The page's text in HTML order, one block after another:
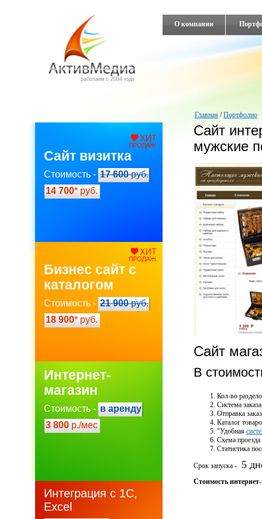
работаем с 2004 года
О компании
Главная /Портфолио
Сайт визитка
Стоимость - 17 600руб.
14 700* руб.
Бизнес сайт с
каталогом
Стоимость - 21 900руб.
18 900* руб.
Интернет-
магазин
Стоимость - в аренду
3 800 р./мес
Интеграция с 1С,
Excel
Сайт
мужские
Сайт
В
Кол-во
Система
Отправка
Каталог
"Удобная
Схема
Статистика
Срок запуска - 5
Стоимость